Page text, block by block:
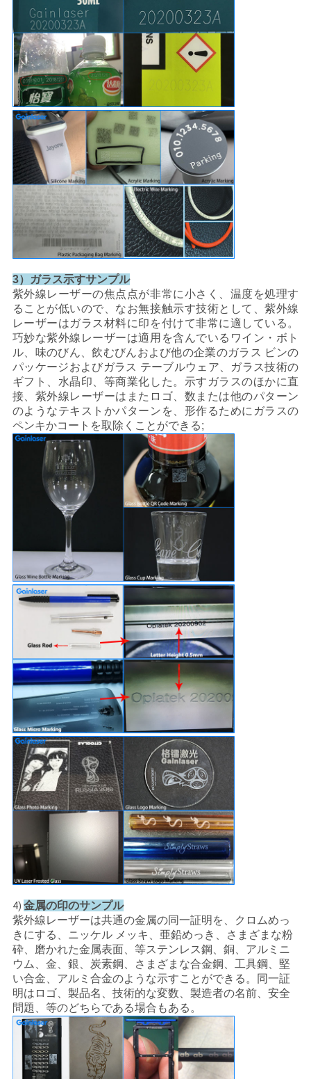
3）ガラス示すサンプル
紫外線レーザーの焦点点が非常に小さく、温度を処理す
ることが低いので、なお無接触示す技術として、紫外線
レーザーはガラス材料に印を付けて非常に適している。
巧妙な紫外線レーザーは適用を含んでいるワイン・ボト
ル、味のびん、飲むびんおよび他の企業のガラス ビンの
パッケージおよびガラス テーブルウェア、ガラス技術の
ギフト、水晶印、等商業化した。示すガラスのほかに直
接、紫外線レーザーはまたロゴ、数または他のパターン
のようなテキストかパターンを、形作るためにガラスの
ペンキかコートを取除くことができる;
4) 金属の印のサンプル
紫外線レーザーは共通の金属の同一証明を、クロムめっ
きにする、ニッケル メッキ、亜鉛めっき、さまざまな粉
砕、磨かれた金属表面、等ステンレス鋼、銅、アルミニ
ウム、金、銀、炭素鋼、さまざまな合金鋼、工具鋼、堅
い合金、アルミ合金のような示すことができる。同一証
明はロゴ、製品名、技術的な変数、製造者の名前、安全
問題、等のどちらである場合もある。